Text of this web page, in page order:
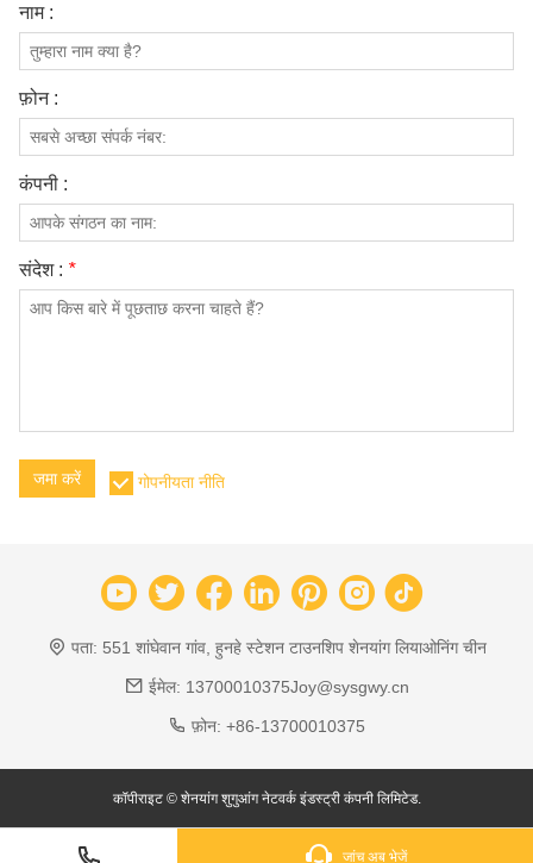
नाम :
फ़ोन :
कंपनी :
संदेश : *
जमा करें गोपनीयता नीति
पता: 551 शांघेवान गांव, हुनहे स्टेशन टाउनशिप शेनयांग लियाओनिंग चीन
ईमेल: 13700010375Joy@sysgwy.cn
फ़ोन: +86-13700010375
कॉपीराइट © शेनयांग शुगुआंग नेटवर्क इंडस्ट्री कंपनी लिमिटेड.
जांच अब भेजें